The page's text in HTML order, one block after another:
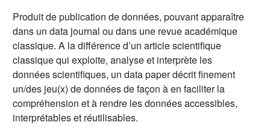
Produit de publication de données, pouvant apparaître
dans un data journal ou dans une revue académique
classique. A la différence d’un article scientifique
classique qui exploite, analyse et interprète les
données scientifiques, un data paper décrit finement
un/des jeu(x) de données de façon à en faciliter la
compréhension et à rendre les données accessibles,
interprétables et réutilisables.